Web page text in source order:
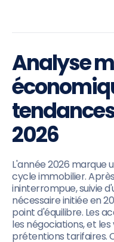
Analyse
2026
L'année 2026 marque
cycle immobilier.
ininterrompue, suivie
nécessaire initiée en
point d'équilibre. Les
les négociations, et
prétentions tarifaires.